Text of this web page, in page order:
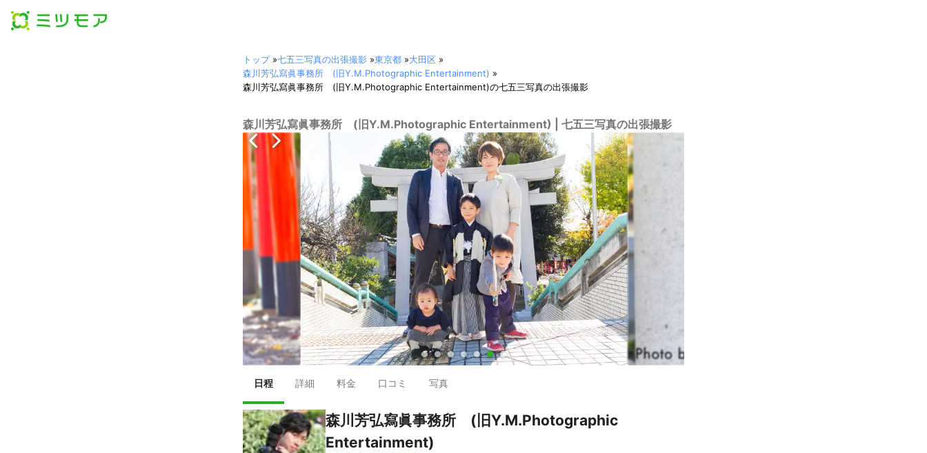
トップ»七五三写真の出張撮影 »東京都 »大田区 »
森川芳弘寫眞事務所 (旧Y.M.Photographic Entertainment) »
森川芳弘寫眞事務所 (旧Y.M.Photographic Entertainment)の七五三写真の出張撮影
森川芳弘寫眞事務所 (旧Y.M.Photographic Entertainment) | 七五三写真の出張撮影
● ● ● ● ● ● ●
日程 詳細 料金 口コミ 写真
森川芳弘寫眞事務所 (旧Y.M.Photographic
Entertainment)